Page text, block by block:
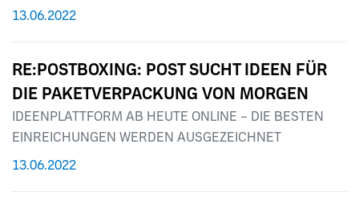
13.06.2022
RE:POSTBOXING: POST SUCHT IDEEN FÜR
DIE PAKETVERPACKUNG VON MORGEN
IDEENPLATTFORM AB HEUTE ONLINE – DIE BESTEN
EINREICHUNGEN WERDEN AUSGEZEICHNET
13.06.2022